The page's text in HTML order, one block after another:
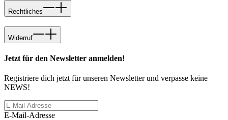
Rechtliches
Widerruf
Jetzt für den Newsletter anmelden!
Registriere dich jetzt für unseren Newsletter und verpasse keine
NEWS!
E-Mail-Adresse